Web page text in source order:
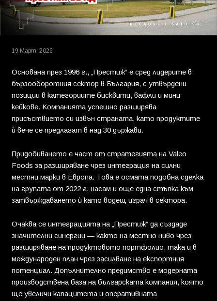
19 Март, 2026
Основана през 1996 г., „Престиж“ е сред лидерите в
бързооборотния сектор в България, с утвърдени
позиции в категориите бисквити, вафли и мини
кейкове. Компанията успешно разширява
присъствието си извън страната, като продуктите
ѝ вече се предлагат в над 30 държави.
Придобиването е част от стратегията на Valeo
Foods за разширяване чрез интеграция на силни
местни марки в Европа. Това е осмата подобна сделка
на групата от 2022 г. насам и още една стъпка към
затвърждаването ѝ като водещ играч в сектора.
Очаква се интеграцията на „Престиж“ да създаде
значителни синергии — както на местно ниво чрез
разширяване на продуктовото портфолио, така и в
международен план чрез засилване на експортния
потенциал. Допълнително предимство е модерната
производствена база на българската компания, която
ще увеличи капацитета и оперативната